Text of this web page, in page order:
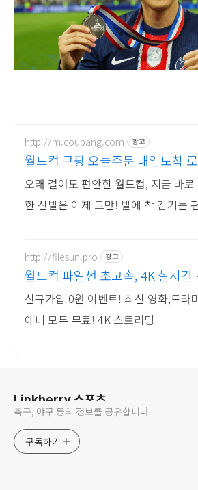
http://m.coupang.com 광고
월드컵 쿠팡 오늘주문 내일도착
오래 걸어도 편안한 월드컵, 지금 바
한 신발은 이제 그만! 발에 착 감기는
http://filesun.pro 광고
월드컵 파일썬 초고속, 4K 실시간
기!
신규가입 0원 이벤트! 최신 영화,드라
애니 모두 무료! 4K 스트리밍
Linkberry 스포츠
축구, 야구 등의 정보를 공유합니다.
구독하기